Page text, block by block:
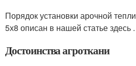
Порядок установки арочной
5х8 описан в нашей статье здесь .
Достоинства агроткани